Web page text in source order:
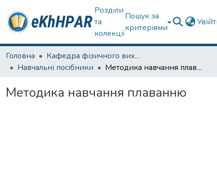
Розділи
та
колекції
Пошук за
критеріями
Головна
Кафедра фізичного виховання та спортивного вдосконалення
Навчальні посібники
Методика навчання плаванню
Методика навчання плаванню